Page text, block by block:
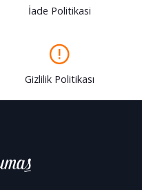
İade Politikasi
Gizlilik Politikası